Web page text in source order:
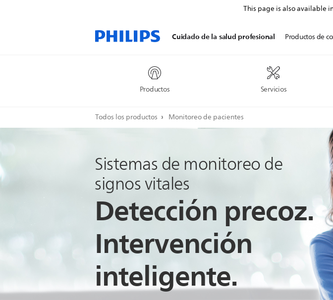
This page is also available
Cuidado de la salud profesional
Productos Servicios
Productos de
Todos los productos Monitoreo de pacientes
Sistemas de monitoreo de
signos vitales
Detección precoz.
Intervención
inteligente.